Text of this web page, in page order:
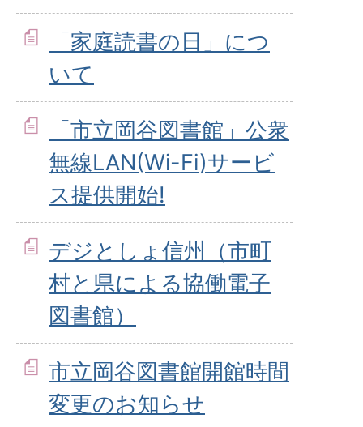
「家庭読書の日」につ
いて
「市立岡谷図書館」公衆
無線LAN(Wi-Fi)サービ
ス提供開始!
デジとしょ信州（市町
村と県による協働電子
図書館）
市立岡谷図書館開館時間
変更のお知らせ